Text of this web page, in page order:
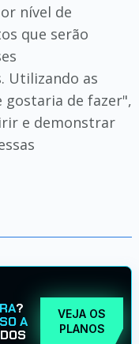
nível de
que serão
Utilizando as
gostaria de fazer",
e demonstrar
?
A
VEJA OS
PLANOS